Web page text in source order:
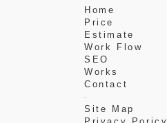
Home
Price
Estimate
Work Flow
SEO
Works
Contact
Site Map